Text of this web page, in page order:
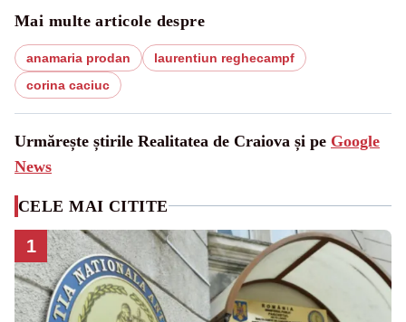
Mai multe articole despre
anamaria prodan
laurentiun reghecampf
corina caciuc
Urmărește știrile Realitatea de Craiova și pe Google
News
CELE MAI CITITE
1